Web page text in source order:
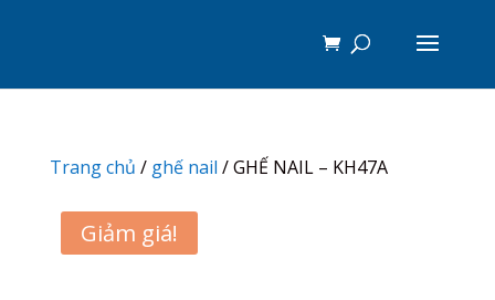
Trang chủ / ghế nail / GHẾ NAIL – KH47A
Giảm giá!